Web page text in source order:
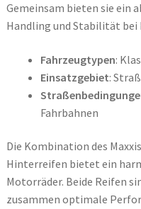
Gemeinsam bieten sie ein
Handling und Stabilität bei
Fahrzeugtypen:
Einsatzgebiet:
Fahrbahnen
Die Kombination des
Hinterreifen bietet ein
Motorräder. Beide Reifen
zusammen optimale